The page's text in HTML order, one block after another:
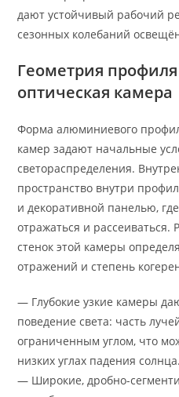
дают устойчивый рабочий
сезонных колебаний
Геометрия
оптическая камера
Форма алюминиевого
камер задают начальные
светораспределения.
пространство внутри
и декоративной панелью,
отражаться и рассеиваться.
стенок этой камеры
отражений и степень
— Глубокие узкие камеры
поведение света: часть
ограниченным углом, что
низких углах падения солнца.
— Широкие, дробно-